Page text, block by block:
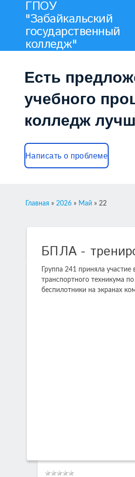
ГПОУ
"Забайкальский
государственный
колледж"
Есть
учебного
колледж
Написать о проблеме
Главная » 2026 » Май » 22
БПЛА -
Группа 241 приняла
транспортного техникума
беспилотники на экранах